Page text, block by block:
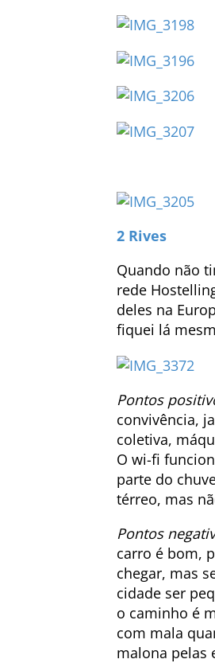
2 Rives
Quando não
rede
deles na
fiquei lá
Pontos
convivência,
coletiva,
O wi-fi
parte do
térreo, mas
Pontos
carro é bom,
chegar, mas
cidade ser
o caminho é
com mala
malona pelas